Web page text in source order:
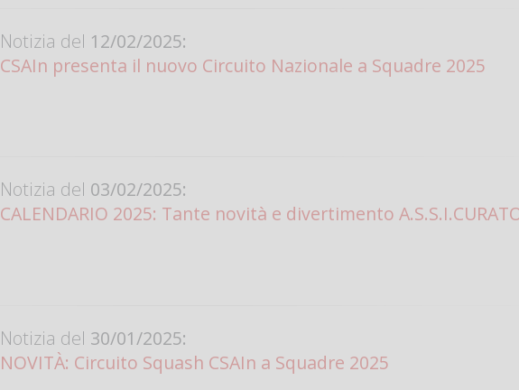
Notizia del 12/02/2025:
CSAIn presenta il nuovo Circuito Nazionale a Squadre 2025
Notizia del 03/02/2025:
CALENDARIO 2025: Tante novità e divertimento
Notizia del 30/01/2025:
NOVITÀ: Circuito Squash CSAIn a Squadre 2025